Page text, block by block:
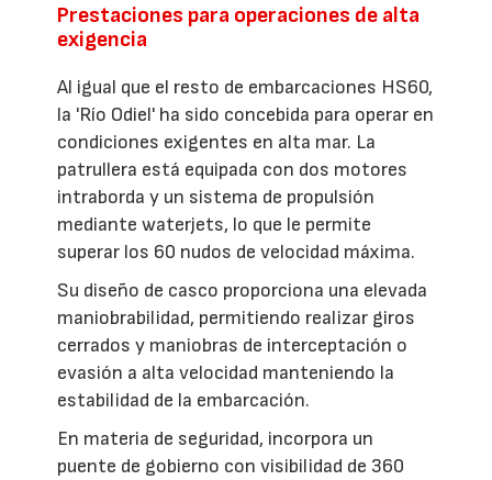
Prestaciones para operaciones de alta
exigencia
Al igual que el resto de embarcaciones HS60,
la 'Río Odiel' ha sido concebida para operar en
condiciones exigentes en alta mar. La
patrullera está equipada con dos motores
intraborda y un sistema de propulsión
mediante waterjets, lo que le permite
superar los 60 nudos de velocidad máxima.
Su diseño de casco proporciona una elevada
maniobrabilidad, permitiendo realizar giros
cerrados y maniobras de interceptación o
evasión a alta velocidad manteniendo la
estabilidad de la embarcación.
En materia de seguridad, incorpora un
puente de gobierno con visibilidad de 360